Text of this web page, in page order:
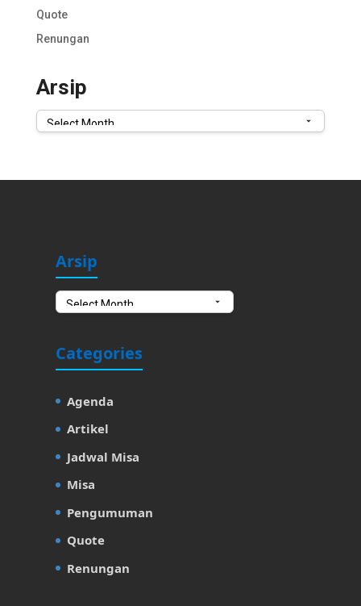
Quote
Renungan
Arsip
Arsip
ArsipArsip
Categories
Agenda
Artikel
Jadwal Misa
Misa
Pengumuman
Quote
Renungan